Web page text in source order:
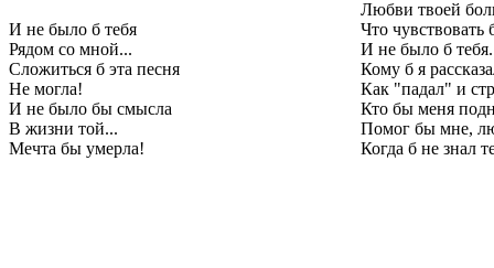
И не было б тебя
Рядом со мной...
Сложиться б эта песня
Не могла!
И не было бы смысла
В жизни той...
Мечта бы умерла!
Любви твоей
Что чувствовать
И не было б
Кому б я
Как "падал" и
Кто бы меня
Помог бы мне,
Когда б не знал